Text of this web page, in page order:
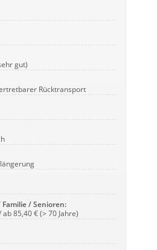
gut)
Rücktransport
/ Senioren:
85,40 € (> 70 Jahre)